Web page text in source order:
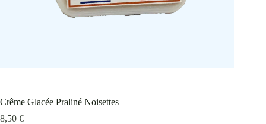
Crême Glacée Praliné Noisettes
8,50 €